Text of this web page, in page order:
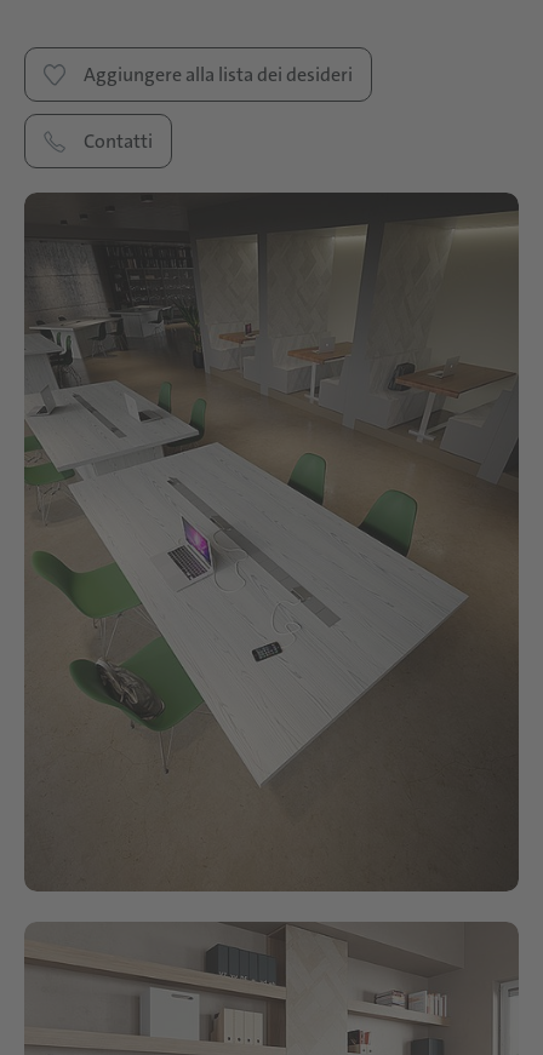
Aggiungere alla lista dei desideri
Contatti